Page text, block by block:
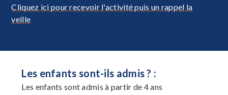
Cliquez ici pour recevoir l'activité puis un rappel la
veille
Les enfants sont-ils admis ? :
Les enfants sont admis à partir de 4 ans